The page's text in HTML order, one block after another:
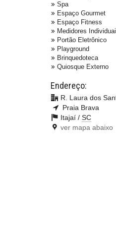
Spa
Espaço Gourmet
Espaço Fitness
Medidores
Portão Eletrônico
Playground
Brinquedoteca
Quiosque Externo
Endereço:
R. Laura dos
Praia Brava
Itajaí / SC
ver mapa abaixo